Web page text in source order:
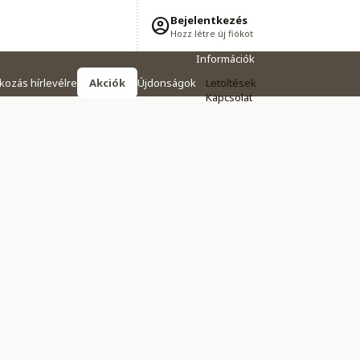
Bejelentkezés
Hozz létre új fiókot
hírlevélre Akciók Újdonságok
Információk
Letöltések
Kapcsolat